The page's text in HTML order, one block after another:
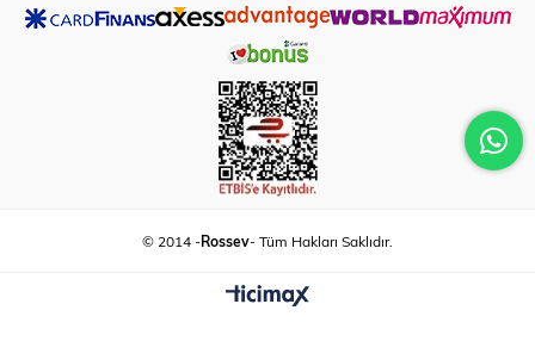
© 2014 -Rossev- Tüm Hakları Saklıdır.